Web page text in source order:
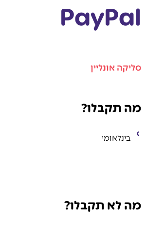
PayPal
סליקה אונליין
מה תקבלו?
בינלאומי
מה לא תקבלו?